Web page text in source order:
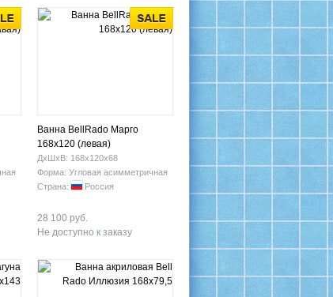
Ванна BellRado Марго
168х120 (левая)
ДхШхВ: 168х120х68
Форма: Угловая асимметричная
Страна:
Россия
28 100 руб.
Не доступно к заказу